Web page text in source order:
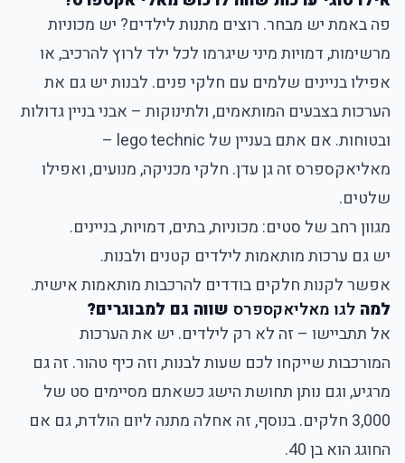
פה באמת יש מבחר. רוצים מתנות לילדים? יש מכוניות
מרשימות, דמויות מיני שיגרמו לכל ילד לרוץ להרכיב, או
אפילו בניינים שלמים עם חלקי פנים. לבנות יש גם את
הערכות בצבעים המותאמים, ולתינוקות – אבני בניין גדולות
ובטוחות. אם אתם בעניין של lego technic –
מאליאקספרס זה גן עדן. חלקי מכניקה, מנועים, ואפילו
שלטים.
מגוון רחב של סטים: מכוניות, בתים, דמויות, בניינים.
יש גם ערכות מותאמות לילדים קטנים ולבנות.
אפשר לקנות חלקים בודדים להרכבות מותאמות אישית.
למה לגו מאליאקספרס שווה גם למבוגרים?
אל תתביישו – זה לא רק לילדים. יש את הערכות
המורכבות שייקחו לכם שעות לבנות, וזה כיף טהור. זה גם
מרגיע, וגם נותן תחושת הישג כשאתם מסיימים סט של
3,000 חלקים. בנוסף, זה אחלה מתנה ליום הולדת, גם אם
החוגג הוא בן 40.